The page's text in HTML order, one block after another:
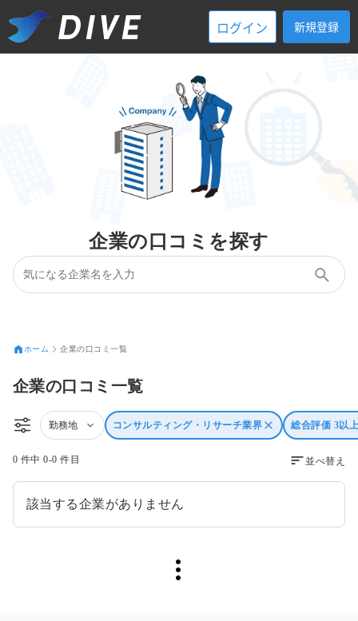
ログイン 新規登録
企業の口コミを探す
ホーム 企業の口コミ一覧
企業の口コミ一覧
勤務地 コンサルティング・リサーチ業界 総合評価 3以
0 件中 0-0 件目 並べ替え
該当する企業がありません